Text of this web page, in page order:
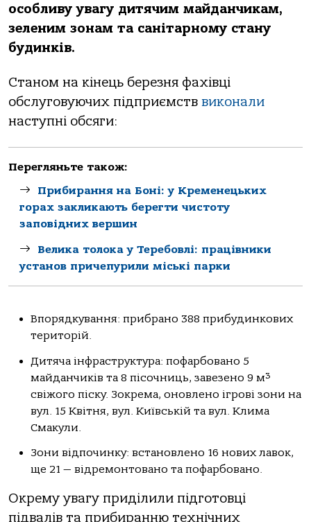
особливу увагу дитячим майданчикам,
зеленим зонам та санітарному стану
будинків.
Станом на кінець березня фахівці
обслуговуючих підприємств виконали
наступні обсяги:
Перегляньте також:
Прибирання на Боні: у Кременецьких
горах закликають берегти чистоту
заповідних вершин
Велика толока у Теребовлі: працівники
установ причепурили міські парки
Впорядкування: прибрано 388 прибудинкових
територій.
Дитяча інфраструктура: пофарбовано 5
майданчиків та 8 пісочниць, завезено 9 м³
свіжого піску. Зокрема, оновлено ігрові зони на
вул. 15 Квітня, вул. Київській та вул. Клима
Смакули.
Зони відпочинку: встановлено 16 нових лавок,
ще 21 — відремонтовано та пофарбовано.
Окрему увагу приділили підготовці
підвалів та прибиранню технічних